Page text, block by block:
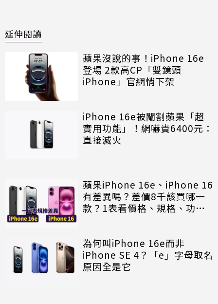
延伸閱讀
蘋果沒說的事！iPhone 16e
登場 2款高CP「雙鏡頭
iPhone」官網悄下架
iPhone 16e被閹割蘋果「超
實用功能」！網嚇貴6400元：
直接滅火
蘋果iPhone 16e、iPhone 16
有差異嗎？差價8千該買哪一
款？1表看價格、規格、功能
為何叫iPhone 16e而非
iPhone SE 4？「e」字母取名
原因全是它